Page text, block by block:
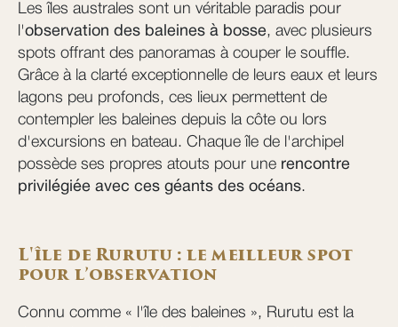
Les îles australes sont un véritable paradis pour
l'observation des baleines à bosse, avec plusieurs
spots offrant des panoramas à couper le souffle.
Grâce à la clarté exceptionnelle de leurs eaux et leurs
lagons peu profonds, ces lieux permettent de
contempler les baleines depuis la côte ou lors
d'excursions en bateau. Chaque île de l'archipel
possède ses propres atouts pour une rencontre
privilégiée avec ces géants des océans.
L'île de Rurutu : le meilleur spot
pour l’observation
Connu comme « l'île des baleines », Rurutu est la